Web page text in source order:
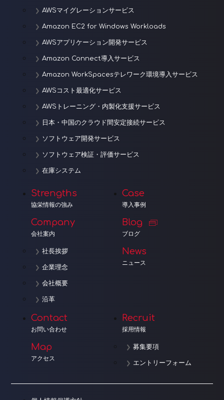
AWSマイグレーションサービス
Amazon EC2 for Windows Workloads
AWSアプリケーション開発サービス
Amazon Connect導入サービス
Amazon WorkSpacesテレワーク環境導入サービス
AWSコスト最適化サービス
AWSトレーニング・内製化支援サービス
日本・中国のクラウド間安定接続サービス
ソフトウェア開発サービス
ソフトウェア検証・評価サービス
在庫システム
Strengths
協栄情報の強み
Company
会社案内
社長挨拶
企業理念
会社概要
沿革
Case
導入事例
Blog
ブログ
News
ニュース
Contact
お問い合わせ
Map
アクセス
Recruit
採用情報
募集要項
エントリーフォーム